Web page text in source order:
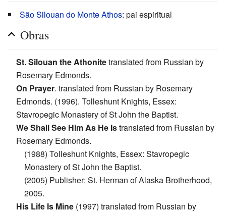
São Silouan do Monte Athos: pai espiritual
Obras
St. Silouan the Athonitetranslated from Russian by
Rosemary Edmonds.
On Prayer. translated from Russian by Rosemary
Edmonds. (1996). Tolleshunt Knights, Essex:
Stavropegic Monastery of St John the Baptist.
We Shall See Him As He Istranslated from Russian by
Rosemary Edmonds.
(1988) Tolleshunt Knights, Essex: Stavropegic
Monastery of St John the Baptist.
(2005) Publisher: St. Herman of Alaska Brotherhood,
2005.
His Life Is Mine (1997) translated from Russian by